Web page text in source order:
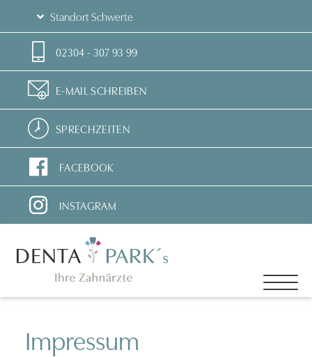
Standort Schwerte
02304 - 307 93 99
E-MAIL SCHREIBEN
SPRECHZEITEN
FACEBOOK
INSTAGRAM
Impressum